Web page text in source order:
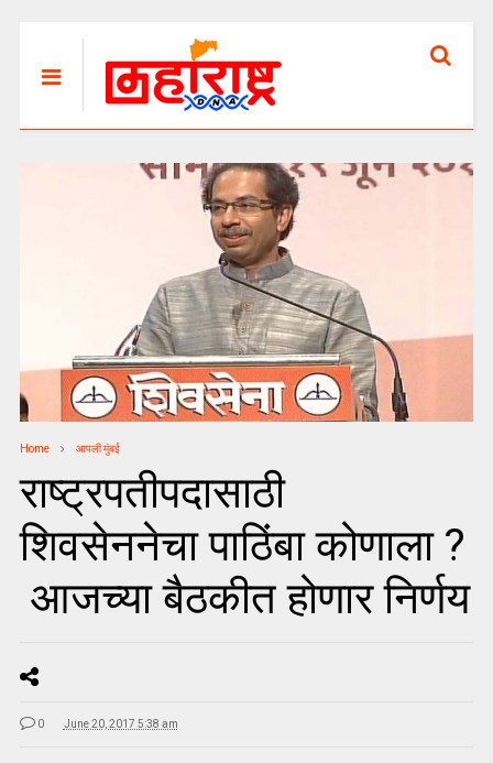
Home आपली मुंबई
राष्ट्रपतीपदासाठी
शिवसेननेचा पाठिंबा कोणाला ?
आजच्या बैठकीत होणार निर्णय
0 June 20, 2017 5:38 am